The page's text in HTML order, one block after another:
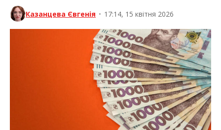
Казанцева Євгенія • 17:14, 15 квітня 2026